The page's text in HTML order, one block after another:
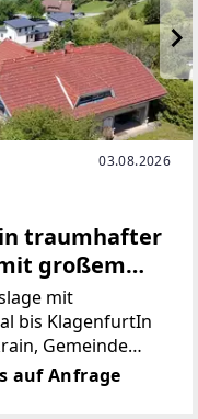
03.08.2026
traumhafter
großem
eigener
mit
bis KlagenfurtIn
Gemeinde
Aussichtslage
auf Anfrage